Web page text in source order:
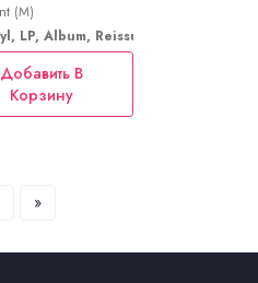
(M)
LP, Album, Reissue
Добавить В
Корзину
»